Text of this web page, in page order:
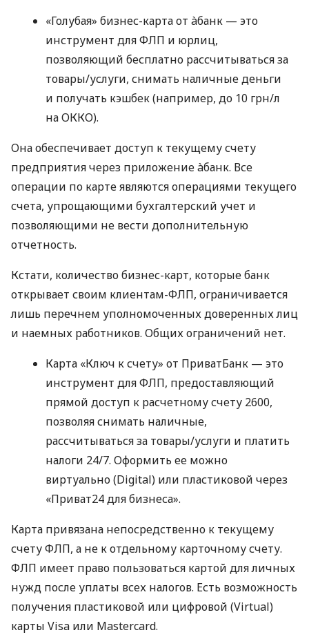
«Голубая» бизнес-карта от àбанк — это
инструмент для ФЛП и юрлиц,
позволяющий бесплатно рассчитываться за
товары/услуги, снимать наличные деньги
и получать кэшбек (например, до 10 грн/л
на ОККО).
Она обеспечивает доступ к текущему счету
предприятия через приложение àбанк. Все
операции по карте являются операциями текущего
счета, упрощающими бухгалтерский учет и
позволяющими не вести дополнительную
отчетность.
Кстати, количество бизнес-карт, которые банк
открывает своим клиентам-ФЛП, ограничивается
лишь перечнем уполномоченных доверенных лиц
и наемных работников. Общих ограничений нет.
Карта «Ключ к счету» от ПриватБанк — это
инструмент для ФЛП, предоставляющий
прямой доступ к расчетному счету 2600,
позволяя снимать наличные,
рассчитываться за товары/услуги и платить
налоги 24/7. Оформить ее можно
виртуально (Digital) или пластиковой через
«Приват24 для бизнеса».
Карта привязана непосредственно к текущему
счету ФЛП, а не к отдельному карточному счету.
ФЛП имеет право пользоваться картой для личных
нужд после уплаты всех налогов. Есть возможность
получения пластиковой или цифровой (Virtual)
карты Visa или Mastercard.